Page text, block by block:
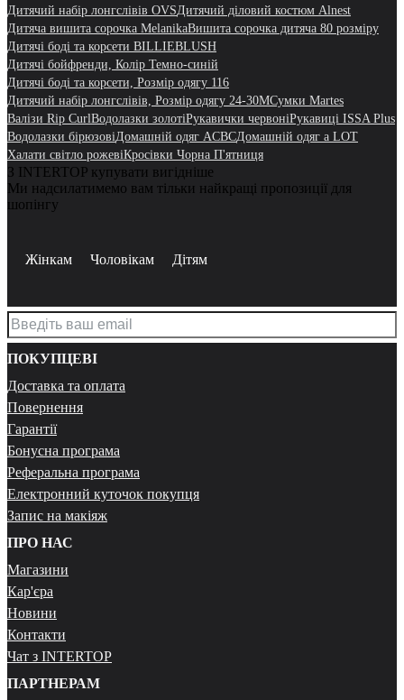
Дитячий набір лонгслівів OVSДитячий діловий костюм Alnest
Дитяча вишита сорочка MelanikaВишита сорочка дитяча 80 розміру
Дитячі боді та корсети BILLIEBLUSH
Дитячі бойфренди, Колір Темно-синій
Дитячі боді та корсети, Розмір одягу 116
Дитячий набір лонгслівів, Розмір одягу 24-30MСумки Martes
Валізи Rip CurlВодолазки золотіРукавички червоніРукавиці ISSA Plus
Водолазки бірюзовіДомашній одяг ACBCДомашній одяг a LOT
Халати світло рожевіКросівки Чорна П'ятниця
З INTERTOP купувати вигідніше
Ми надсилатимемо вам тільки найкращі пропозиції для
шопінгу
Жінкам Чоловікам Дітям
ПОКУПЦЕВІ
Доставка та оплата
Повернення
Гарантії
Бонусна програма
Реферальна програма
Електронний куточок покупця
Запис на макіяж
ПРО НАС
Магазини
Кар'єра
Новини
Контакти
Чат з INTERTOP
ПАРТНЕРАМ